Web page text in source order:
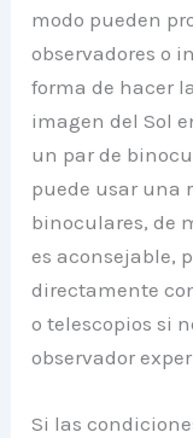
modo pueden
observadores o
forma de hacer
imagen del Sol
un par de
puede usar una
binoculares, de
es aconsejable,
directamente
o telescopios si
observador
Si las